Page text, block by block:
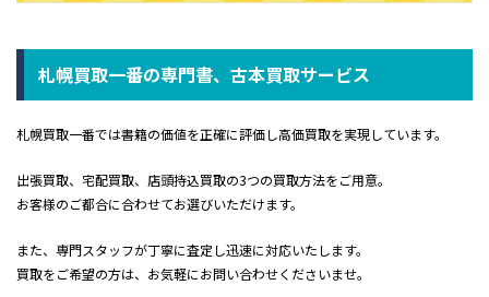
札幌買取一番の専門書、古本買取サービス
札幌買取一番では書籍の価値を正確に評価し高価買取を実現しています。
出張買取、宅配買取、店頭持込買取の3つの買取方法をご用意。
お客様のご都合に合わせてお選びいただけます。
また、専門スタッフが丁寧に査定し迅速に対応いたします。
買取をご希望の方は、お気軽にお問い合わせくださいませ。